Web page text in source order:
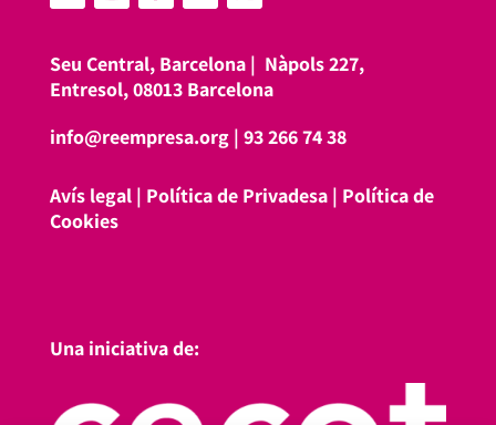
Seu Central, Barcelona | Nàpols 227,
Entresol, 08013 Barcelona
info@reempresa.org| 93 266 74 38
Avís legal| Política de Privadesa| Política de
Cookies
Una iniciativa de: